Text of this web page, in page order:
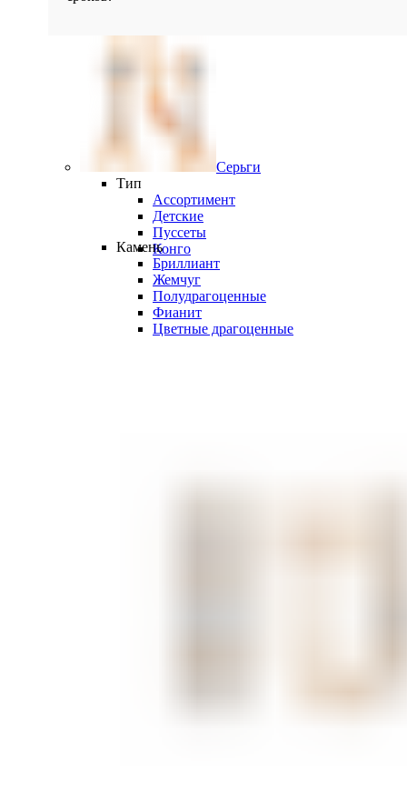
Серьги
Тип
Ассортимент
Детские
Пуссеты
Конго
Камень
Бриллиант
Жемчуг
Полудрагоценные
Фианит
Цветные драгоценные